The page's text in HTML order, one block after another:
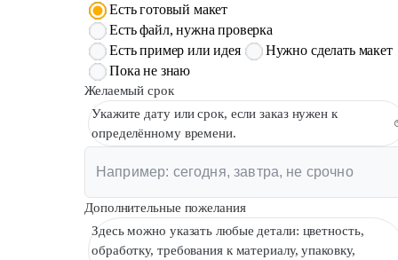
Есть готовый макет
Есть файл, нужна проверка
Есть пример или идея
Нужно сделать макет
Пока не знаю
Желаемый срок
Укажите дату или срок, если заказ нужен к
определённому времени.
Дополнительные пожелания
Здесь можно указать любые детали: цветность,
обработку, требования к материалу, упаковку,